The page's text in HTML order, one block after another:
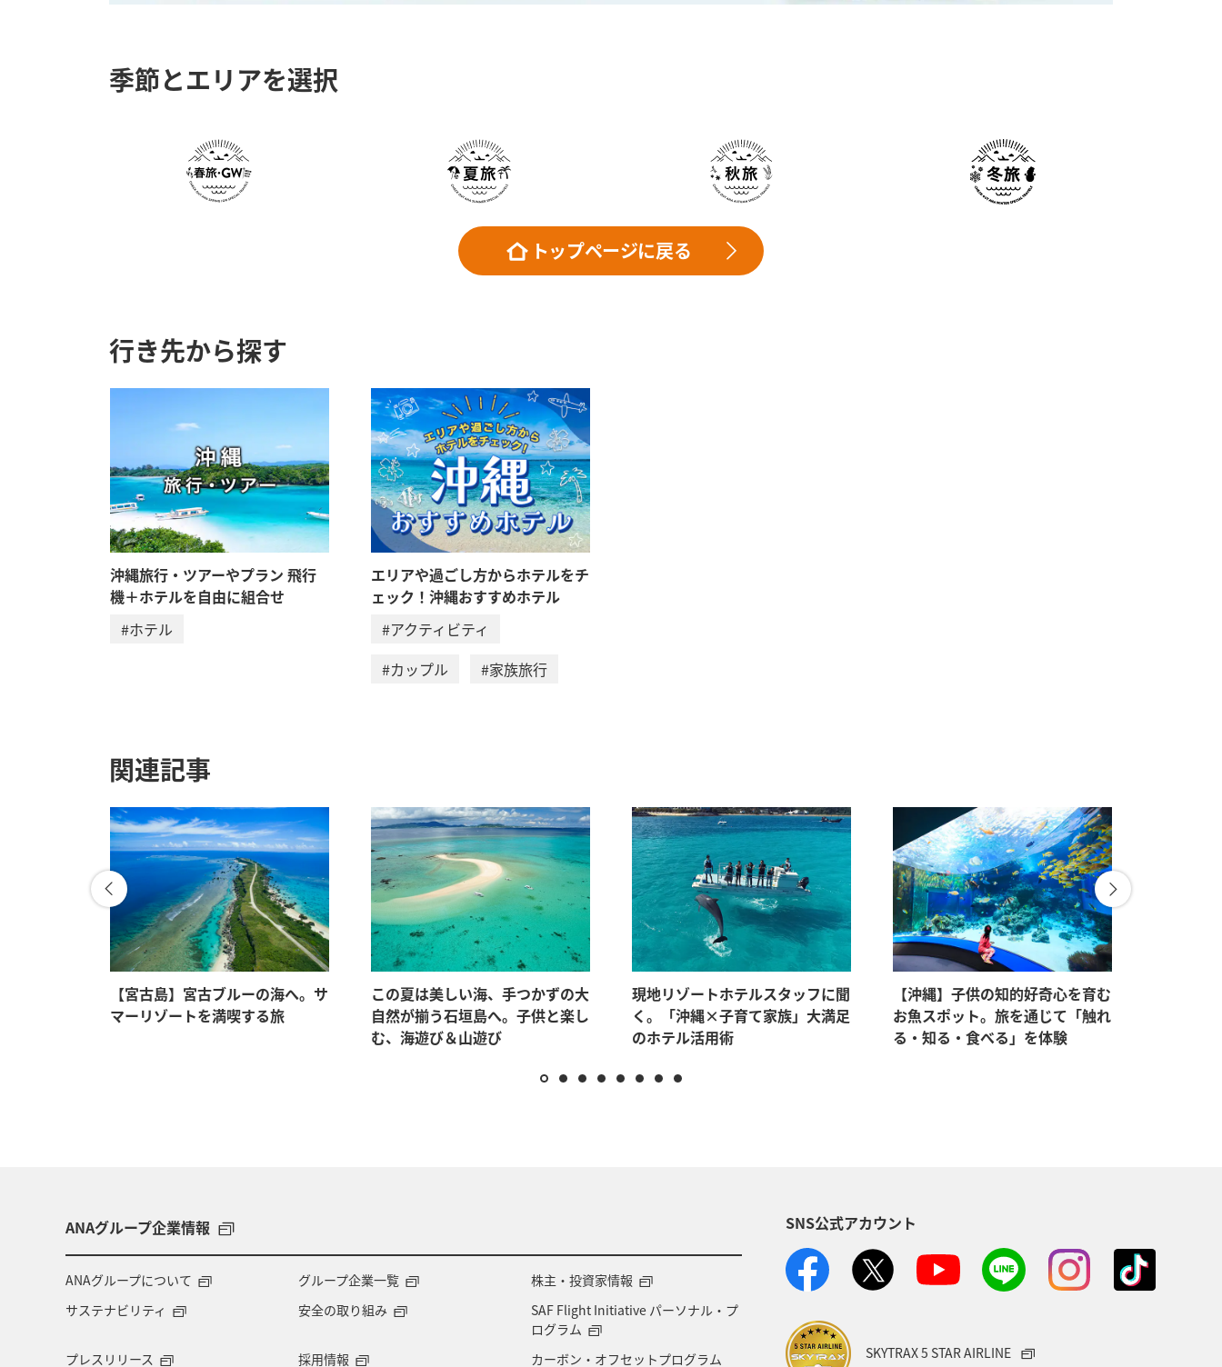
季節とエリアを選択
トップページに戻る
行き先から探す
沖縄旅行・ツアーやプラン 飛行
機＋ホテルを自由に組合せ
#ホテル
エリアや過ごし方からホテルをチ
ェック！沖縄おすすめホテル
#アクティビティ
#カップル
#家族旅行
関連記事
【宮古島】宮古ブルーの海へ。サ
マーリゾートを満喫する旅
この夏は美しい海、手つかずの大
自然が揃う石垣島へ。子供と楽し
む、海遊び＆山遊び
現地リゾートホテルスタッフに聞
く。「沖縄×子育て家族」大満足
のホテル活用術
【沖縄】子供の知的好奇心を育む
お魚スポット。旅を通じて「触れ
る・知る・食べる」を体験
ANAグループ企業情報
ANAグループについて グループ企業一覧
株主・投資家情報
サステナビリティ
安全の取り組み
SAF Flight Initiative パーソナル・プ
ログラム
プレスリリース
採用情報 カーボン・オフセットプログラム
SNS公式アカウント
SKYTRAX 5 STAR AIRLINE